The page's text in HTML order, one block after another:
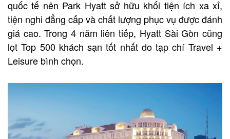
quốc tế nên Park Hyatt sở hữu khối tiện ích xa xỉ,
tiện nghi đẳng cấp và chất lượng phục vụ được đánh
giá cao. Trong 4 năm liên tiếp, Hyatt Sài Gòn cũng
lọt Top 500 khách sạn tốt nhất do tạp chí Travel +
Leisure bình chọn.